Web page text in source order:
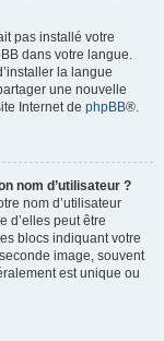
pas installé votre
dans votre langue.
la langue
une nouvelle
Internet de phpBB®.
nom d’utilisateur ?
nom d’utilisateur
d’elles peut être
blocs indiquant votre
image, souvent
est unique ou